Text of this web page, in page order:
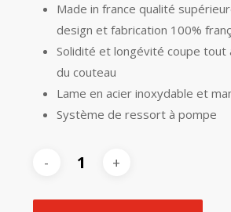
Made in france qualité
design et fabrication 100%
Solidité et longévité coupe tout
du couteau
Lame en acier inoxydable et
Système de ressort à pompe